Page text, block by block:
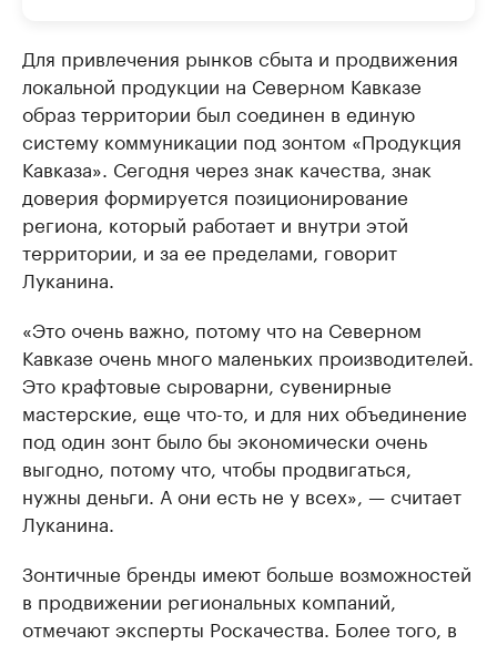
Для привлечения рынков сбыта и продвижения
локальной продукции на Северном Кавказе
образ территории был соединен в единую
систему коммуникации под зонтом «Продукция
Кавказа». Сегодня через знак качества, знак
доверия формируется позиционирование
региона, который работает и внутри этой
территории, и за ее пределами, говорит
Луканина.
«Это очень важно, потому что на Северном
Кавказе очень много маленьких производителей.
Это крафтовые сыроварни, сувенирные
мастерские, еще что-то, и для них объединение
под один зонт было бы экономически очень
выгодно, потому что, чтобы продвигаться,
нужны деньги. А они есть не у всех», — считает
Луканина.
Зонтичные бренды имеют больше возможностей
в продвижении региональных компаний,
отмечают эксперты Роскачества. Более того, в